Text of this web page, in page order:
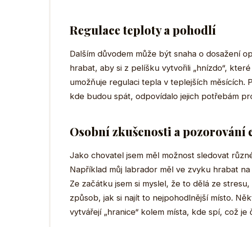
Regulace teploty a pohodlí
Dalším důvodem může být snaha o dosažení
hrabat, aby si z pelíšku vytvořili „hnízdo“,
umožňuje regulaci tepla v teplejších měsících.
kde budou spát, odpovídalo jejich potřebám
Osobní zkušenosti a pozorování
Jako chovatel jsem měl možnost sledovat
Například můj labrador měl ve zvyku hrabat
Ze začátku jsem si myslel, že to dělá ze
způsob, jak si najít to nejpohodlnější místo.
vytvářejí „hranice“ kolem místa, kde spí, což je